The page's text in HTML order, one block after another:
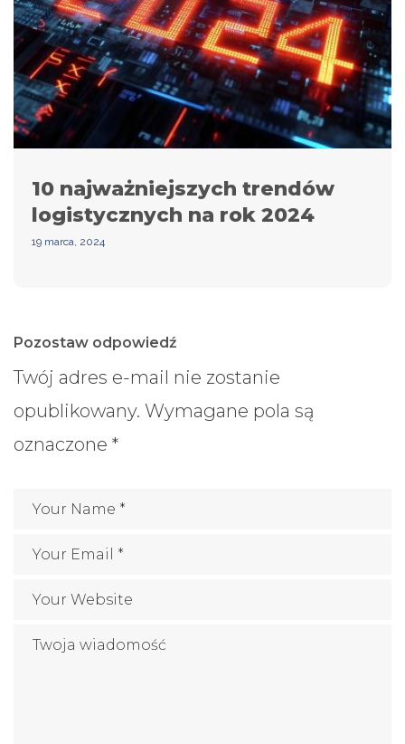
10 najważniejszych trendów
logistycznych na rok 2024
19 marca, 2024
Pozostaw odpowiedź
Twój adres e-mail nie zostanie
opublikowany. Wymagane pola są
oznaczone *